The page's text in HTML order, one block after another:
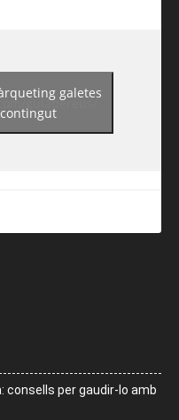
guiadereus/
galetes
consells per gaudir-lo amb